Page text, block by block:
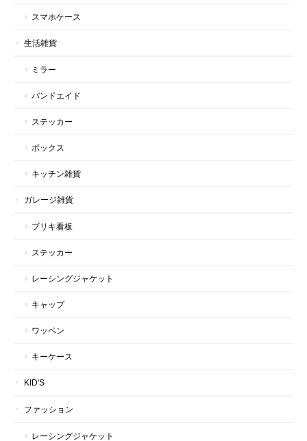
スマホケース
生活雑貨
ミラー
バンドエイド
ステッカー
ボックス
キッチン雑貨
ガレージ雑貨
ブリキ看板
ステッカー
レーシングジャケット
キャップ
ワッペン
キーケース
KID'S
ファッション
レーシングジャケット